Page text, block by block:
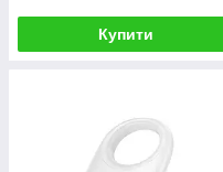
Купити